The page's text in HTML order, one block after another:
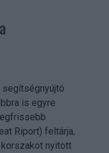
is egyre
Riport) feltárja,
nyitott